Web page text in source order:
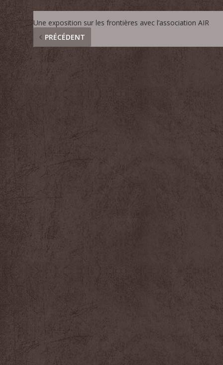
Une exposition sur les frontières avec l’association AIR
PRÉCÉDENT